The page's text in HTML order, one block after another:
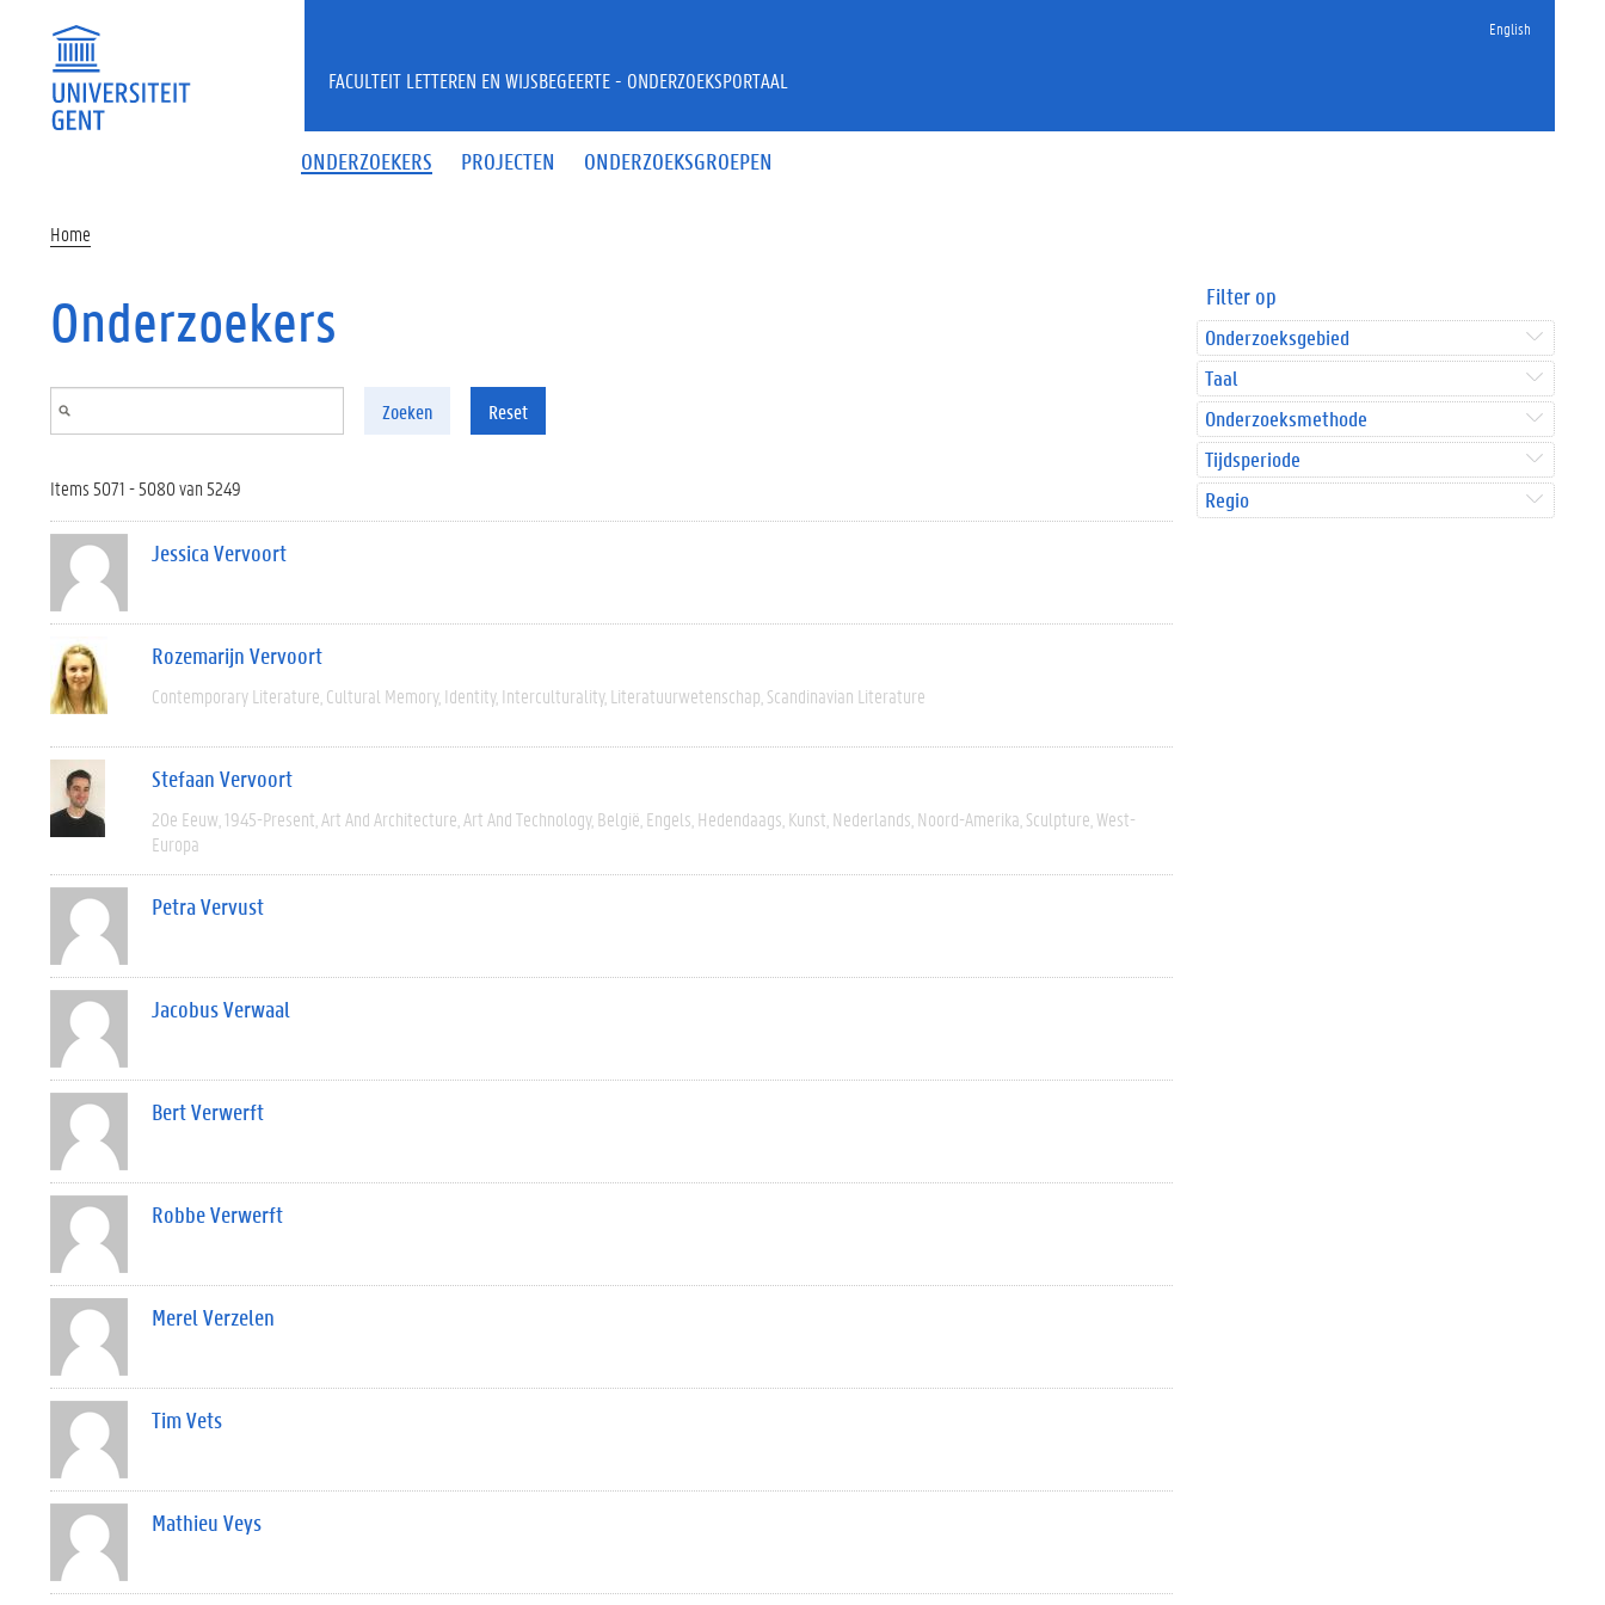
English
ONDERZOEKERS PROJECTEN ONDERZOEKSGROEPEN
FACULTEIT LETTEREN EN WIJSBEGEERTE - ONDERZOEKSPORTAAL
Home
Onderzoekers
Zoeken Reset
Items 5071 - 5080 van 5249
Jessica Vervoort
Rozemarijn Vervoort
Contemporary Literature Cultural Memory Identity Interculturality Literatuurwetenschap Scandinavian Literature
Stefaan Vervoort
20e Eeuw 1945-Present Art And Architecture Art And Technology België Engels Hedendaags Kunst Nederlands Noord-Amerika Sculpture West-
Europa
Petra Vervust
Jacobus Verwaal
Bert Verwerft
Robbe Verwerft
Merel Verzelen
Tim Vets
Mathieu Veys
Filter op
Onderzoeksgebied
Taal
Onderzoeksmethode
Tijdsperiode
Regio